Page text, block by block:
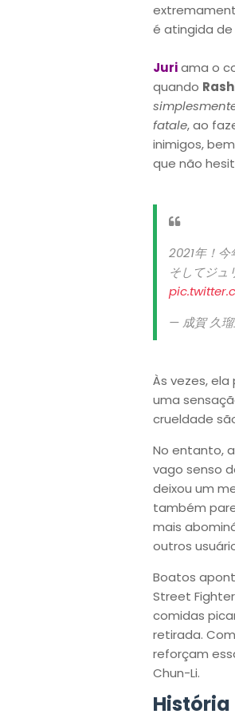
é atingida
Juriama o
quando
fatale, ao
inimigos,
que não
2021年！今
そしてジュ
— 成賀 久
Às vezes,
uma
crueldade
No entanto,
vago senso
deixou um
também
mais
outros
Boatos
Street
comidas
retirada.
reforçam
Chun-Li.
História